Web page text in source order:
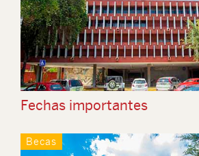
Fechas importantes
Becas